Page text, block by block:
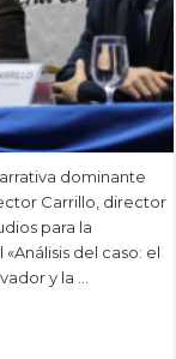
dominante
Carrillo, director
para la
del caso: el
y la …